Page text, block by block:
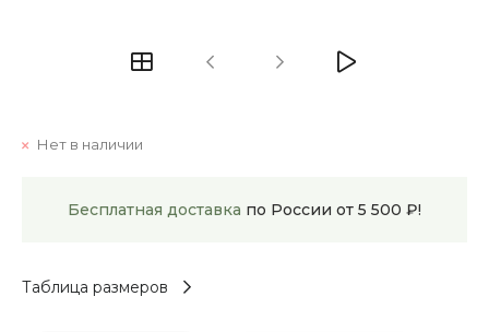
Нет в наличии
Бесплатная доставка по России от 5 500 ₽!
Таблица размеров